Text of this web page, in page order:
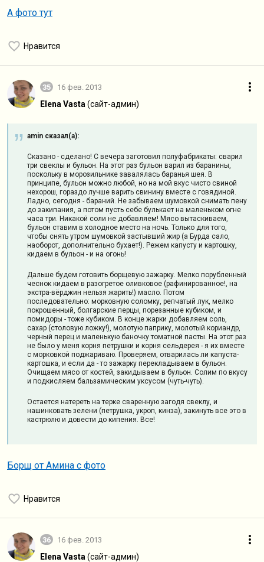
А фото тут
Нравится
35 16 фев. 2013
Elena Vasta (сайт-админ)
amin сказал(а):
Сказано - сделано! С вечера заготовил полуфабрикаты: сварил
три свеклы и бульон. На этот раз бульон варил из баранины,
поскольку в морозильнике завалялась баранья шея. В
принципе, бульон можно любой, но на мой вкус чисто свиной
нехорош, гораздо лучше варить свинину вместе с говядиной.
Ладно, сегодня - бараний. Не забываем шумовкой снимать пену
до закипания, а потом пусть себе булькает на маленьком огне
часа три. Никакой соли не добавляем! Мясо вытаскиваем,
бульон ставим в холодное место на ночь. Только для того,
чтобы снять утром шумовкой застывший жир (а Бурда сало,
наоборот, дополнительно бухает!). Режем капусту и картошку,
кидаем в бульон - и на огонь!
Дальше будем готовить борщевую зажарку. Мелко порубленный
чеснок кидаем в разогретое оливковое (рафинированное!, на
экстра-вёрджин нельзя жарить!) масло. Потом
последовательно: морковную соломку, репчатый лук, мелко
покрошенный, болгарские перцы, порезанные кубиком, и
помидоры - тоже кубиком. В конце жарки добавляем соль,
сахар (столовую ложку!), молотую паприку, молотый кориандр,
черный перец и маленькую баночку томатной пасты. На этот раз
не было у меня корня петрушки и корня сельдерея - я их вместе
с морковкой поджариваю. Проверяем, отварилась ли капуста-
картошка, и если да - то зажарку перекладываем в бульон.
Очищаем мясо от костей, закидываем в бульон. Солим по вкусу
и подкисляем бальзамическим уксусом (чуть-чуть).
Остается натереть на терке сваренную загодя свеклу, и
нашинковать зелени (петрушка, укроп, кинза), закинуть все это в
кастрюлю и довести до кипения. Все!
Борщ от Амина с фото
Нравится
36 16 фев. 2013
Elena Vasta (сайт-админ)